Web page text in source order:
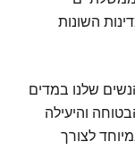
השונות
שלנו במדים
והיעילה
לצורך